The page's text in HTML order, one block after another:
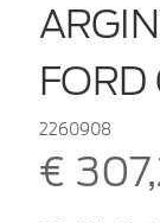
FORD
2260908
€